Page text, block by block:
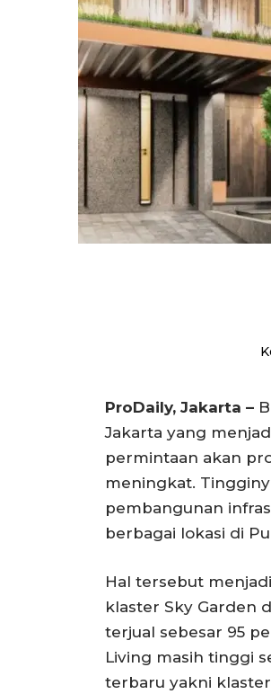
ProDaily, Jakarta –
Jakarta yang
permintaan akan
meningkat.
pembangunan
berbagai lokasi di
Hal tersebut
klaster Sky Garden
terjual sebesar 95
Living masih tinggi
terbaru yakni